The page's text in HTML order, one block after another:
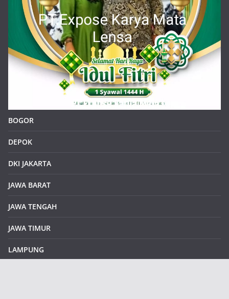
BOGOR
DEPOK
DKI JAKARTA
JAWA BARAT
JAWA TENGAH
JAWA TIMUR
LAMPUNG